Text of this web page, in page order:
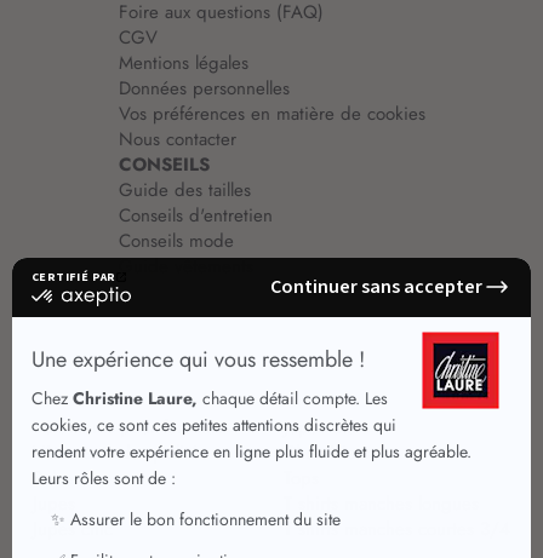
Foire aux questions (FAQ)
CGV
Mentions légales
Données personnelles
Vos préférences en matière de cookies
Nous contacter
CONSEILS
Guide des tailles
Conseils d'entretien
Conseils mode
Guide vêtements
Vêtements pour femmes
Vêtements de qualité
Robes
Jupes chic
Jupes été
Chemisiers
T shirts manches courtes 3/4